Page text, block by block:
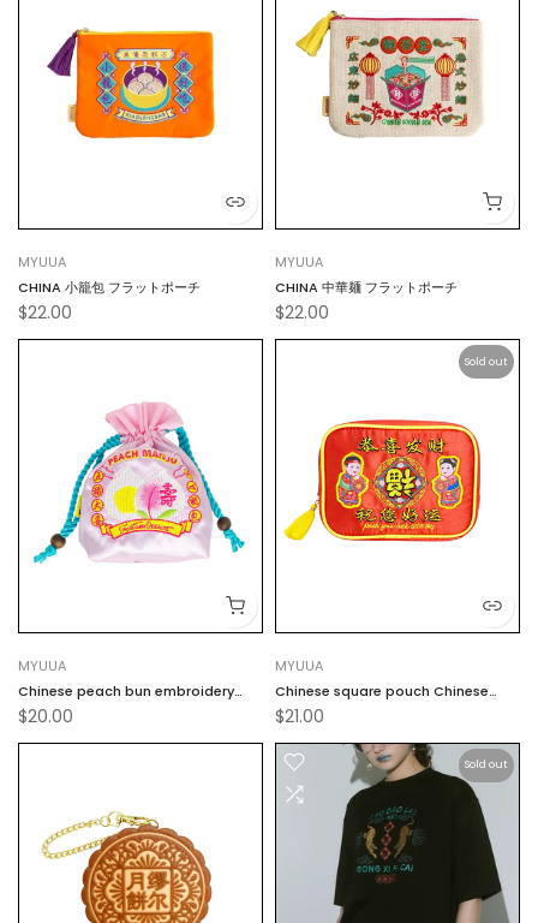
MYUUA
CHINA 小籠包 フラットポーチ
$22.00
MYUUA
CHINA 中華麺 フラットポーチ
$22.00
MYUUA
Chinese peach bun embroidery
purse
$20.00
Sold out
MYUUA
Chinese square pouch Chinese
New Year
$21.00
Sold out